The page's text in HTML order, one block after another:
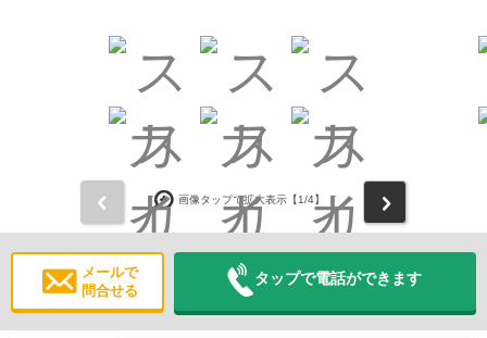
前 画像タップで拡大表示【1/4】
メールで
問合せる
タップで電話ができます